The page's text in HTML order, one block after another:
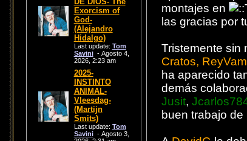
Exorcism of
God-
(Alejandro
Hidalgo)
Last update: Tom
Savini- Agosto 4,
2026, 2:23 am
2025-
INSTINTO
ANIMAL-
Vleesdag-
(Martijn
Smits)
Last update: Tom
Savini- Agosto 3,
montajes en
las gracias por
Tristemente sin
Cratos,
ha aparecido
demás
Jusit,
buen trabajo de